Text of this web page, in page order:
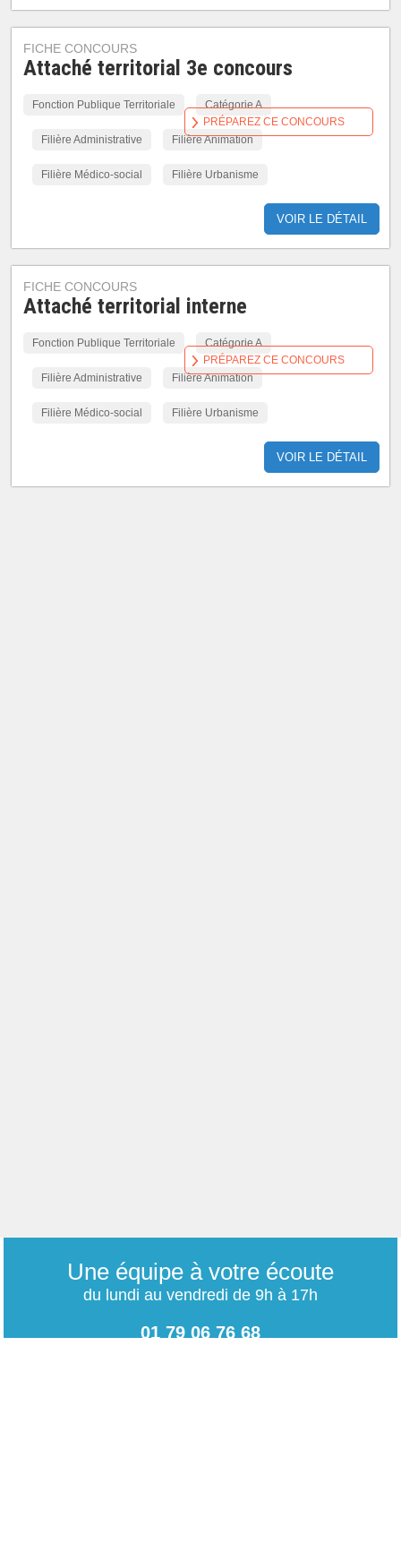
FICHE CONCOURS
Attaché territorial 3e concours
Fonction Publique Territoriale Catégorie A
Filière Administrative Filière Animation
Filière Médico-social Filière Urbanisme
VOIR LE DÉTAIL
PRÉPAREZ CE CONCOURS
FICHE CONCOURS
Attaché territorial interne
Fonction Publique Territoriale Catégorie A
Filière Administrative Filière Animation
Filière Médico-social Filière Urbanisme
VOIR LE DÉTAIL
PRÉPAREZ CE CONCOURS
Une équipe à votre écoute
du lundi au vendredi de 9h à 17h
01 79 06 76 68